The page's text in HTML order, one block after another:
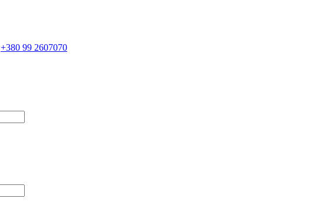
+380 99 2607070